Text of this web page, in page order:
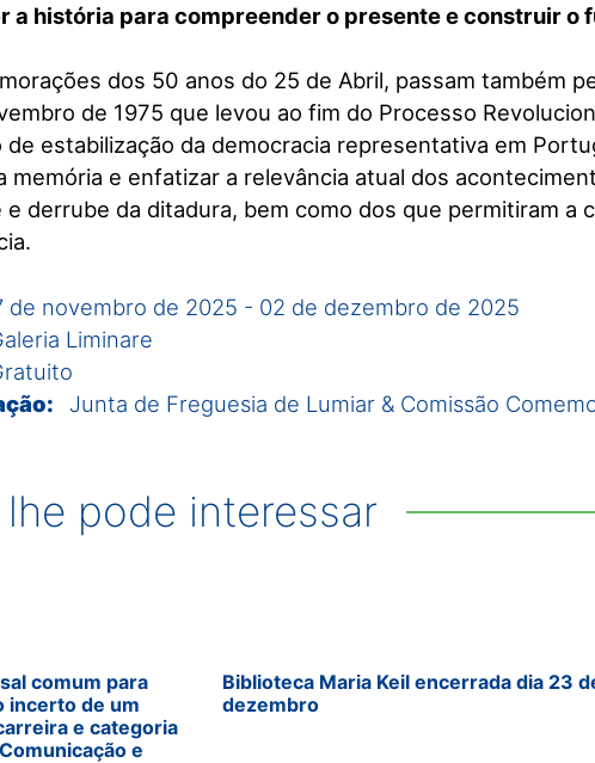
a história para compreender o presente e construir o
dos 50 anos do 25 de Abril, passam também
de 1975 que levou ao fim do Processo
de estabilização da democracia representativa em
memória e enfatizar a relevância atual dos
e derrube da ditadura, bem como dos que permitiram a
de novembro de 2025 - 02 de dezembro de 2025
Liminare
Junta de Freguesia de Lumiar & Comissão
pode interessar
comum para
incerto de um
e categoria
e
Biblioteca Maria Keil encerrada dia 23
dezembro